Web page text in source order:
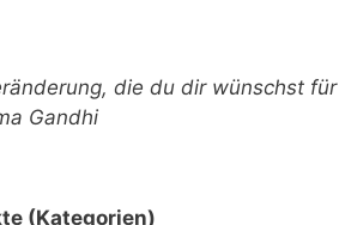
die du dir wünschst für
Gandhi
(Kategorien)